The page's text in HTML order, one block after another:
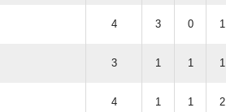
4 3 0 1
3 1 1 1
4 1 1 2